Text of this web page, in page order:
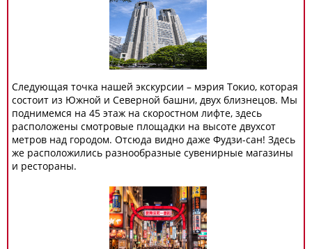
Следующая точка нашей экскурсии – мэрия Токио, которая
состоит из Южной и Северной башни, двух близнецов. Мы
поднимемся на 45 этаж на скоростном лифте, здесь
расположены смотровые площадки на высоте двухсот
метров над городом. Отсюда видно даже Фудзи-сан! Здесь
же расположились разнообразные сувенирные магазины
и рестораны.